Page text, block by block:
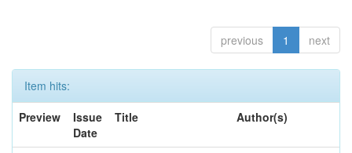
previous 1 next
Item hits:
Preview
Issue
Date
Title Author(s)